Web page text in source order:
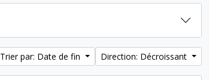
Trier par: Date de fin Direction: Décroissant